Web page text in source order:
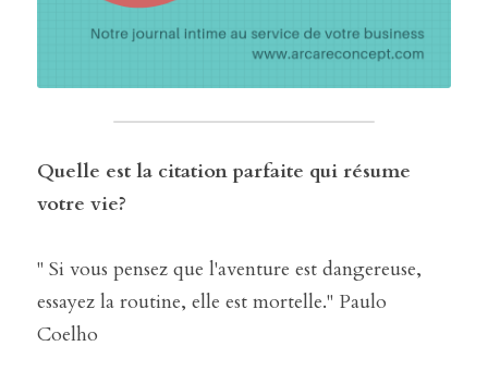
Quelle est la citation parfaite qui résume
votre vie?
" Si vous pensez que l'aventure est dangereuse,
essayez la routine, elle est mortelle." Paulo
Coelho